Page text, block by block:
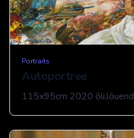
Portraits
Autoportree
115x95cm 2020 õli,lõuend